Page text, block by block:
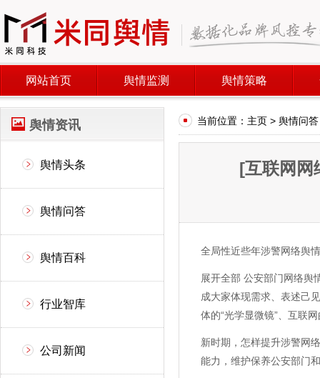
网站首页 舆情监测 舆情策略
舆情资讯
舆情头条
舆情问答
舆情百科
行业智库
公司新闻
当前位置： 主页 > 舆情问答
[互联网网
全局性近些年涉警网络舆
展开全部 公安部门网络舆
成大家体现需求、表述己
体的“光学显微镜”、互联
新时期，怎样提升涉警网
能力，维护保养公安部门